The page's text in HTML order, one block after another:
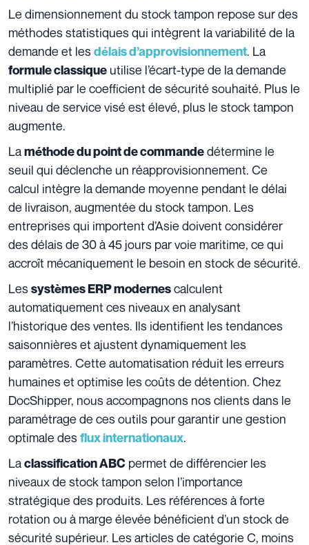
Le dimensionnement du stock tampon repose sur des
méthodes statistiques qui intègrent la variabilité de la
demande et lesdélais d’approvisionnement. La
formule classique utilise l’écart-type de la demande
multiplié par le coefficient de sécurité souhaité. Plus le
niveau de service visé est élevé, plus le stock tampon
augmente.
Laméthode du point de commandedétermine le
seuil qui déclenche un réapprovisionnement. Ce
calcul intègre la demande moyenne pendant le délai
de livraison, augmentée du stock tampon. Les
entreprises qui importent d’Asie doivent considérer
des délais de 30 à 45 jours par voie maritime, ce qui
accroît mécaniquement le besoin en stock de sécurité.
Lessystèmes ERP modernescalculent
automatiquement ces niveaux en analysant
l’historique des ventes. Ils identifient les tendances
saisonnières et ajustent dynamiquement les
paramètres. Cette automatisation réduit les erreurs
humaines et optimise les coûts de détention. Chez
DocShipper, nous accompagnons nos clients dans le
paramétrage de ces outils pour garantir une gestion
optimale desflux internationaux.
Laclassification ABC permet de différencier les
niveaux de stock tampon selon l’importance
stratégique des produits. Les références à forte
rotation ou à marge élevée bénéficient d’un stock de
sécurité supérieur. Les articles de catégorie C, moins